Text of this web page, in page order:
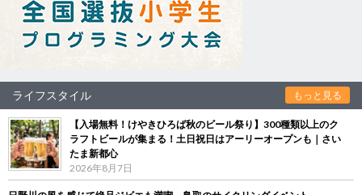
ライフスタイル もっと見る
【入場無料！けやきひろば秋のビール祭り】300種類以上のク
ラフトビールが集まる！土日祝日はアーリーオープンも｜さい
たま新都心
2026年8月7日